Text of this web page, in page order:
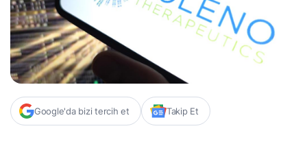
Google'da bizi tercih et Takip Et